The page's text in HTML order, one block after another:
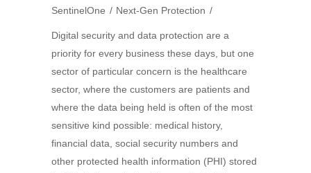
SentinelOne Next-Gen Protection
Digital security and data protection are a
priority for every business these days, but one
sector of particular concern is the healthcare
sector, where the customers are patients and
where the data being held is often of the most
sensitive kind possible: medical history,
financial data, social security numbers and
other protected health information (PHI) stored